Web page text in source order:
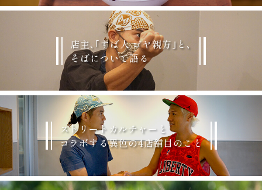
店主､｢すば人 ゴヤ親方｣と､
そばについて語る
ストリートカルチャーと
コラボする異色の4店舗目のこと